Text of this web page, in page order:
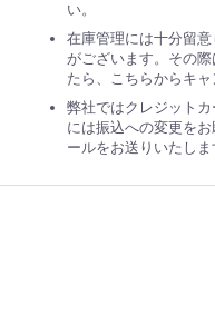
い。
在庫管理には十分留
がございます。その
たら、こちらからキ
弊社ではクレジット
には振込への変更を
ールをお送りいたしま